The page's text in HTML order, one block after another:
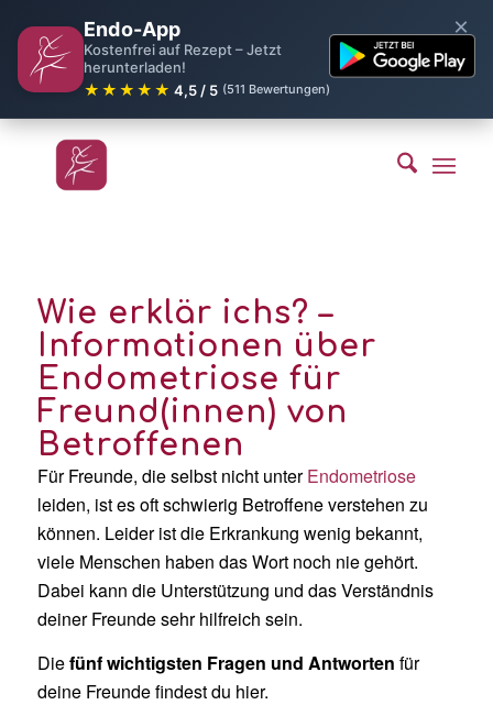
Endo-App
Kostenfrei auf Rezept – Jetzt
herunterladen!
★★★★★ 4,5 / 5 (511 Bewertungen)
×
Wie erklär ichs? –
Informationen über
Endometriose für
Freund(innen) von
Betroffenen
Für Freunde, die selbst nicht unterEndometriose
leiden, ist es oft schwierig Betroffene verstehen zu
können. Leider ist die Erkrankung wenig bekannt,
viele Menschen haben das Wort noch nie gehört.
Dabei kann die Unterstützung und das Verständnis
deiner Freunde sehr hilfreich sein.
Diefünf wichtigsten Fragen und Antworten für
deine Freunde findest du hier.